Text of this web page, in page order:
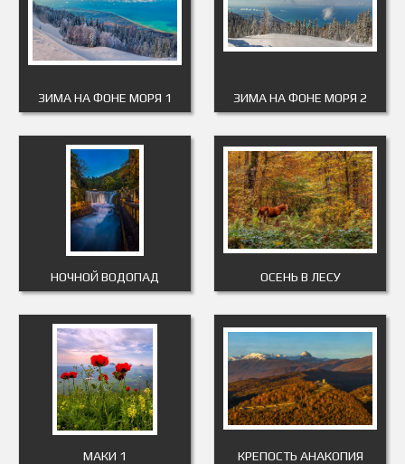
ЗИМА НА ФОНЕ МОРЯ 1 ЗИМА НА ФОНЕ МОРЯ 2
НОЧНОЙ ВОДОПАД ОСЕНЬ В ЛЕСУ
МАКИ 1 КРЕПОСТЬ АНАКОПИЯ